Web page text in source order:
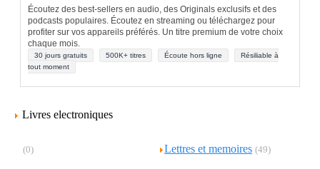
Écoutez des best-sellers en audio, des Originals exclusifs et des
podcasts populaires. Écoutez en streaming ou téléchargez pour
profiter sur vos appareils préférés. Un titre premium de votre choix
chaque mois.
30 jours gratuits 500K+ titres Écoute hors ligne
Résiliable à
tout moment
Livres electroniques
(0) Lettres et memoires (49)